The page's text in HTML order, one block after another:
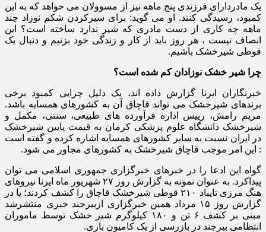
یک مادردارای فرزندی پنج ماهه نیز از مسوولان می خواهد که به این
کمبود، رسیدگی کنند. او می گوید: برای سیرکردن شکم نوزاد چند
ماهه چه کاری از دست مادری که شیر ندارد ساخته است؟ این
انصاف نیست ، هر روز باید از کار و زندگی خود بزنیم و دنبال یک
قوطی شیرخشک باشیم.
چرا شیر خشک نوزادان کم شده است؟
خبرنگاران ایرنا گزارش داده اند، یک دلیل چرایی کمبود برخی
برندهای شیرخشک می تواند قاچاق آن به کشورهای همسایه باشد.
مریم رامش، رییس اداره فرآورده های طبیعی، سنتی، مکمل و
شیرخشک دانشگاه علوم پزشکی کرمان به قیمت پایین شیرخشک
در ایران نسبت به سایر کشورهای همسایه اشاره کرده و گفته است
: این امر موجب قاچاق شیرخشک به کشورهای مجاور می شود.
گواه این ادعا را در خبرهای خبرگزاری جمهوری اسلامی می توان
پیداکرد. به عنوان نمونه به گزارش روز ۲۷ شهریور ماه ایرنا نیروهای
هنگ مرزی تایباد ۲۱۰ قوطی شیرخشک قاچاق را کشف کردند؛ یا در
گزارش روز ۱۵ مرداد همین خبرگزاری ازبیرجند خبری منتشرشد
مبنی بر کشف ۶ تن و ۱۸۰ کیلوگرم شیر خشک توسط ماموران
انتظامی بیرجند در بازرسی از یک کامیون باری.